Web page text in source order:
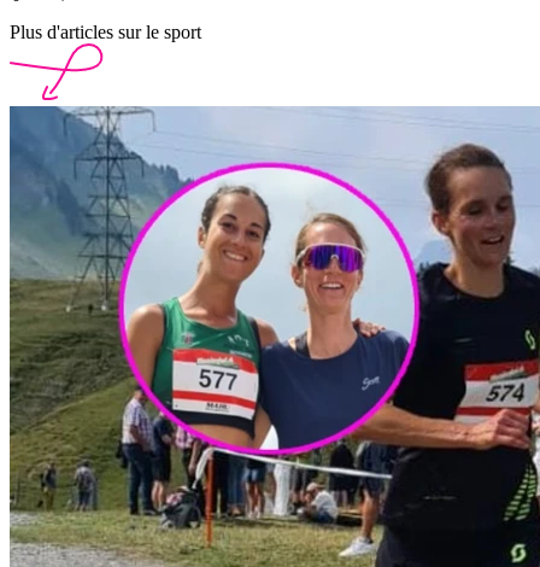
Plus d'articles sur le sport